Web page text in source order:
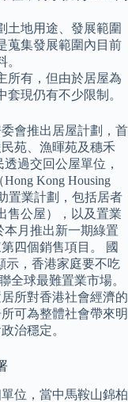
土地用途、發展範圍
蒐集發展範圍內目前
所有，但由於居屋為
現仍有不少限制。
會推出居屋計劃，首
苑、漁暉苑及穗禾
過交回公屋單位，
Kong Housing
置業計劃，包括居者
售公屋），以及置業
月推出新一期綠置
四個銷售項目。 國
示，香港家庭要不吃
全球最難置業市場。
所對香港社會經濟的
可為整體社會帶來明
治穩定。
單位，當中馬鞍山錦柏